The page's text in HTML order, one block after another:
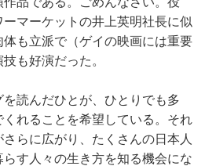
マーケットの井上英明社長に似
も立派で（ゲイの映画には重要
技も好演だった。
読んだひとが、ひとりでも多
くれることを希望している。それ
らに広がり、たくさんの日本人
す人々の生き方を知る機会にな